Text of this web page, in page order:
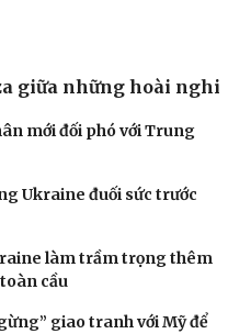
giữa những hoài nghi
mới đối phó với Trung
Ukraine đuối sức trước
làm trầm trọng thêm
cầu
giao tranh với Mỹ để